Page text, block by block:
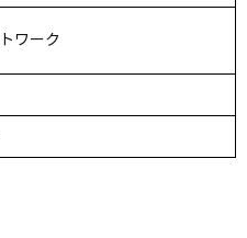
ワーク